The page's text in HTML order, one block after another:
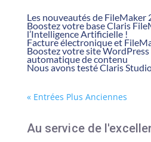
Les nouveautés de FileMaker
Boostez votre base Claris
l’Intelligence Artificielle !
Facture électronique et
Boostez votre site
automatique de contenu
Nous avons testé Claris
« Entrées Plus Anciennes
Au service de